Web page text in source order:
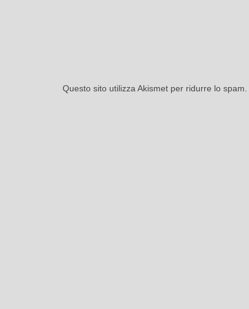
Questo sito utilizza Akismet per ridurre lo spam.